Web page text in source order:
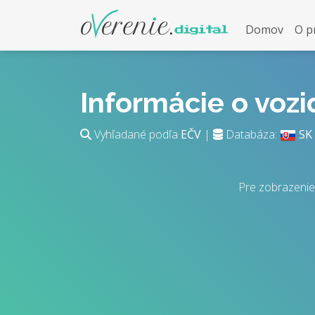
Domov O
Informácie o
Vyhľadané podľa EČV | Databáza: SK
Pre